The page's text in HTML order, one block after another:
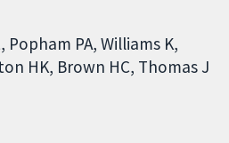
Popham PA Williams K
HK Brown HC Thomas J